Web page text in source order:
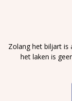
Zolang het biljart is
het laken is